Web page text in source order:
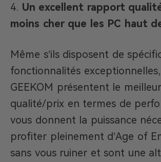
Un excellent rapport
moins cher que les PC haut
Même s’ils disposent de
fonctionnalités
GEEKOM présentent le
qualité/prix en termes de
vous donnent la puissance
profiter pleinement d’Age of
sans vous ruiner et sont une